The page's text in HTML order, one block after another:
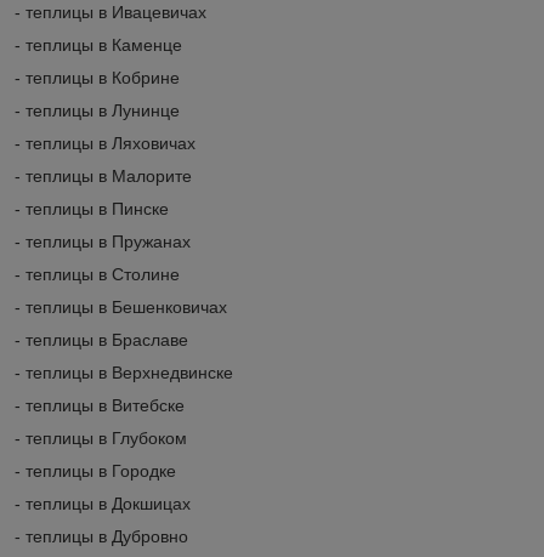
- теплицы в Ивацевичах
- теплицы в Каменце
- теплицы в Кобрине
- теплицы в Лунинце
- теплицы в Ляховичах
- теплицы в Малорите
- теплицы в Пинске
- теплицы в Пружанах
- теплицы в Столине
- теплицы в Бешенковичах
- теплицы в Браславе
- теплицы в Верхнедвинске
- теплицы в Витебске
- теплицы в Глубоком
- теплицы в Городке
- теплицы в Докшицах
- теплицы в Дубровно